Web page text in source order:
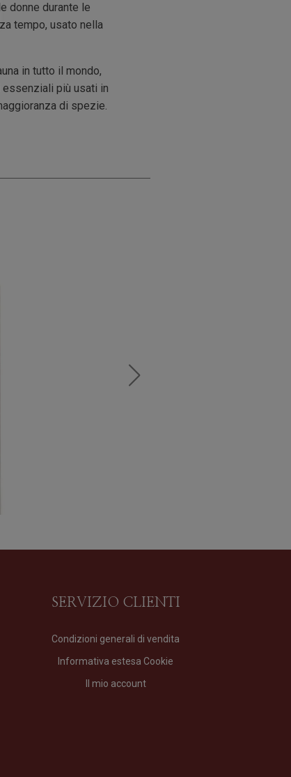
donne durante le
tempo, usato nella
in tutto il mondo,
più usati in
di spezie.
SERVIZIO CLIENTI
Condizioni generali di vendita
Informativa estesa Cookie
Il mio account